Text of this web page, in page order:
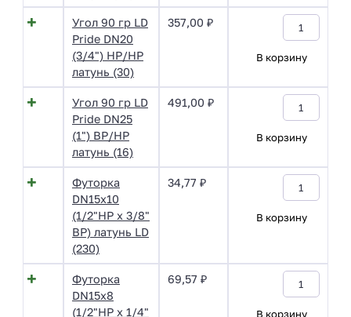
Угол 90 гр LD
Pride DN20
(3/4") НР/НР
латунь (30)
357,00 ₽
В корзину
Угол 90 гр LD
Pride DN25
(1") ВР/НР
латунь (16)
491,00 ₽
В корзину
Футорка
DN15х10
(1/2"НР х 3/8"
ВР) латунь LD
(230)
34,77 ₽
В корзину
Футорка
DN15х8
(1/2"НР х 1/4"
69,57 ₽
В корзину